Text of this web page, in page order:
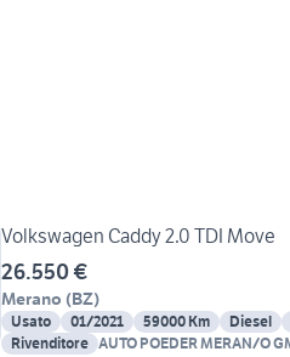
Volkswagen Caddy 2.0 TDI Move
26.550 €
Merano (BZ)
Usato 01/2021 59000 Km Diesel
Rivenditore AUTO POEDER MERAN/O